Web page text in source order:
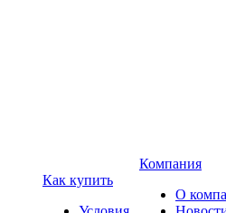
Как купить
Компания
О